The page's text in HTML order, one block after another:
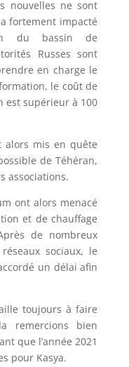
nouvelles ne sont
fortement impacté
du bassin de
Russes sont
en charge le
le coût de
est supérieur à 100
alors mis en quête
de Téhéran,
associations.
ont alors menacé
et de chauffage
de nombreux
sociaux, le
un délai afin
toujours à faire
remercions bien
que l’année 2021
pour Kasya.